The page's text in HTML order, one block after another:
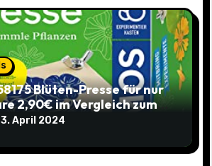
Blüten-Presse für nur
2,90€ im Vergleich zum
3. April 2024